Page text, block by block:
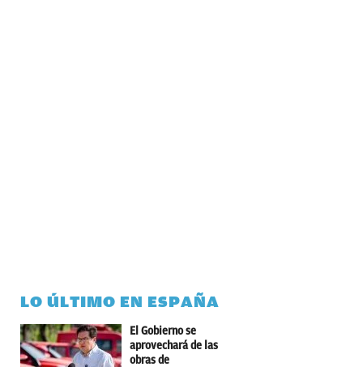
LO ÚLTIMO EN ESPAÑA
El Gobierno se
aprovechará de las
obras de